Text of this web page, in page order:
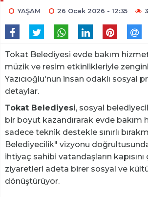
YAŞAM 26 Ocak 2026 - 12:35
Tokat Belediyesi evde bakım
müzik ve resim etkinlikleriyle
Yazıcıoğlu'nun insan odaklı sosyal
detaylar.
Tokat Belediyesi, sosyal
bir boyut kazandırarak evde bakım
sadece teknik destekle sınırlı
Belediyecilik" vizyonu
ihtiyaç sahibi vatandaşların
ziyaretleri adeta birer sosyal ve
dönüştürüyor.